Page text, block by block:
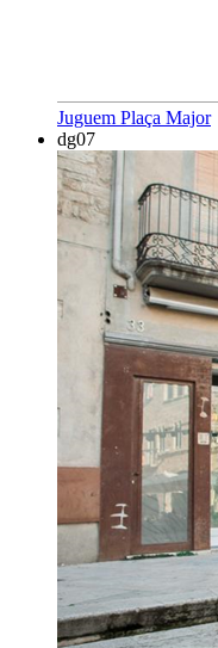
Juguem Plaça Major
dg07